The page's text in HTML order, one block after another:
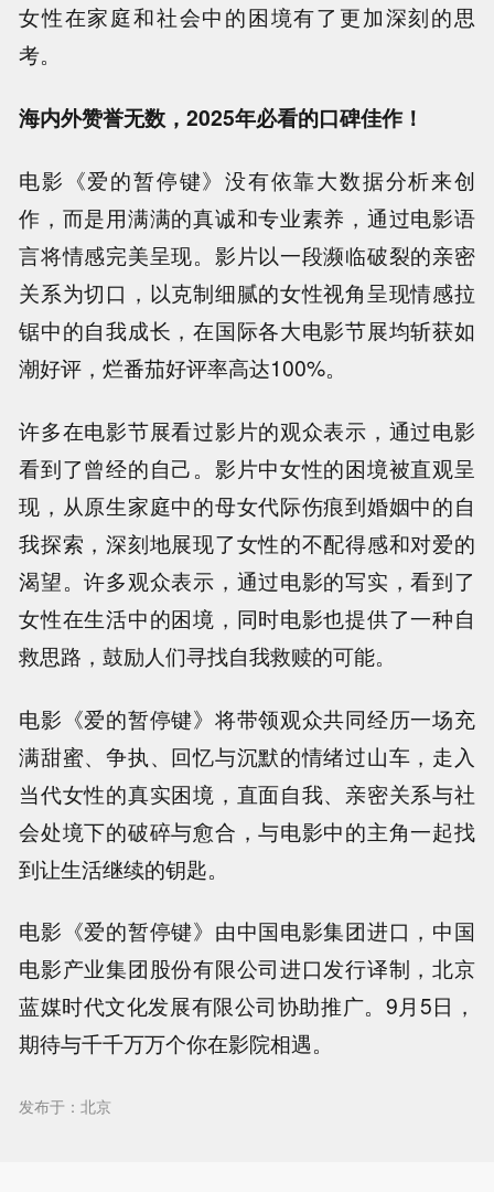
女性在家庭和社会中的困境有了更加深刻的思
考。
海内外赞誉无数，2025年必看的口碑佳作！
电影《爱的暂停键》没有依靠大数据分析来创
作，而是用满满的真诚和专业素养，通过电影语
言将情感完美呈现。影片以一段濒临破裂的亲密
关系为切口，以克制细腻的女性视角呈现情感拉
锯中的自我成长，在国际各大电影节展均斩获如
潮好评，烂番茄好评率高达100%。
许多在电影节展看过影片的观众表示，通过电影
看到了曾经的自己。影片中女性的困境被直观呈
现，从原生家庭中的母女代际伤痕到婚姻中的自
我探索，深刻地展现了女性的不配得感和对爱的
渴望。许多观众表示，通过电影的写实，看到了
女性在生活中的困境，同时电影也提供了一种自
救思路，鼓励人们寻找自我救赎的可能。
电影《爱的暂停键》将带领观众共同经历一场充
满甜蜜、争执、回忆与沉默的情绪过山车，走入
当代女性的真实困境，直面自我、亲密关系与社
会处境下的破碎与愈合，与电影中的主角一起找
到让生活继续的钥匙。
电影《爱的暂停键》由中国电影集团进口，中国
电影产业集团股份有限公司进口发行译制，北京
蓝媒时代文化发展有限公司协助推广。9月5日，
期待与千千万万个你在影院相遇。
发布于：北京